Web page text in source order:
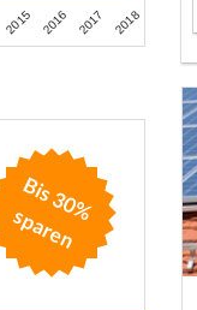
2015 2016 2017 2018
B
is
3
0
%
s
p
a
r
e
n